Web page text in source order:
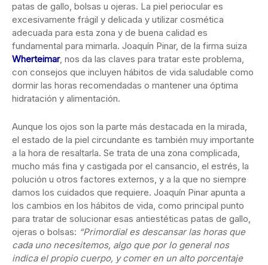
patas de gallo, bolsas u ojeras. La piel periocular es
excesivamente frágil y delicada y utilizar cosmética
adecuada para esta zona y de buena calidad es
fundamental para mimarla. Joaquín Pinar, de la firma suiza
Wherteimar, nos da las claves para tratar este problema,
con consejos que incluyen hábitos de vida saludable como
dormir las horas recomendadas o mantener una óptima
hidratación y alimentación.
Aunque los ojos son la parte más destacada en la mirada,
el estado de la piel circundante es también muy importante
a la hora de resaltarla. Se trata de una zona complicada,
mucho más fina y castigada por el cansancio, el estrés, la
polución u otros factores externos, y a la que no siempre
damos los cuidados que requiere. Joaquín Pinar apunta a
los cambios en los hábitos de vida, como principal punto
para tratar de solucionar esas antiestéticas patas de gallo,
ojeras o bolsas: “Primordial es descansar las horas que
cada uno necesitemos, algo que por lo general nos
indica el propio cuerpo, y comer en un alto porcentaje